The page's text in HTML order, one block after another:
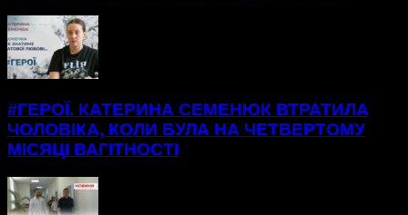
#ГЕРОЇ. КАТЕРИНА СЕМЕНЮК ВТРАТИЛА
ЧОЛОВІКА, КОЛИ БУЛА НА ЧЕТВЕРТОМУ
МІСЯЦІ ВАГІТНОСТІ